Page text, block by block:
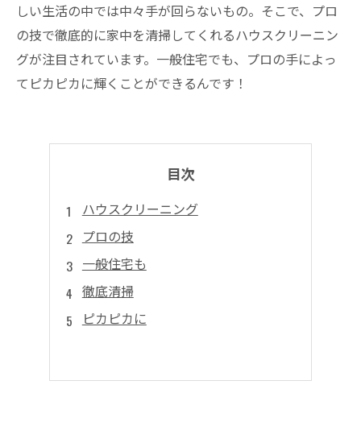
しい生活の中では中々手が回らないもの。そこで、プロ
の技で徹底的に家中を清掃してくれるハウスクリーニン
グが注目されています。一般住宅でも、プロの手によっ
てピカピカに輝くことができるんです！
目次
ハウスクリーニング
プロの技
一般住宅も
徹底清掃
ピカピカに